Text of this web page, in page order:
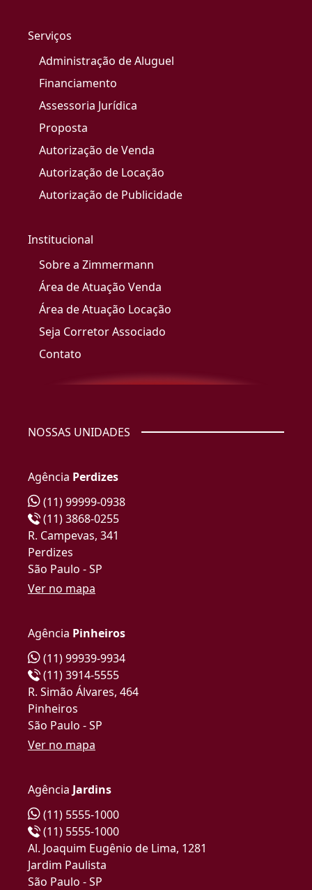
Serviços
Administração de Aluguel
Financiamento
Assessoria Jurídica
Proposta
Autorização de Venda
Autorização de Locação
Autorização de Publicidade
Institucional
Sobre a Zimmermann
Área de Atuação Venda
Área de Atuação Locação
Seja Corretor Associado
Contato
NOSSAS UNIDADES
Agência Perdizes
(11) 99999-0938
(11) 3868-0255
R. Campevas, 341
Perdizes
São Paulo - SP
Ver no mapa
Agência Pinheiros
(11) 99939-9934
(11) 3914-5555
R. Simão Álvares, 464
Pinheiros
São Paulo - SP
Ver no mapa
Agência Jardins
(11) 5555-1000
(11) 5555-1000
Al. Joaquim Eugênio de Lima, 1281
Jardim Paulista
São Paulo - SP